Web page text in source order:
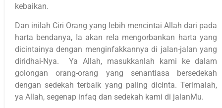
kebaikan.
Dan inilah Ciri Orang yang lebih mencintai Allah dari pada
harta bendanya, Ia akan rela mengorbankan harta yang
dicintainya dengan menginfakkannya di jalan-jalan yang
diridhai-Nya. Ya Allah, masukkanlah kami ke dalam
golongan orang-orang yang senantiasa bersedekah
dengan sedekah terbaik yang paling dicinta. Terimalah,
ya Allah, segenap infaq dan sedekah kami di jalanMu.